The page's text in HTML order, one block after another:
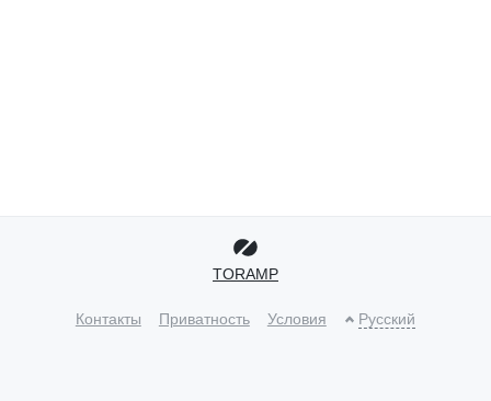
TORAMP
Контакты Приватность Условия Русский